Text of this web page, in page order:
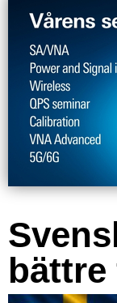
bättre